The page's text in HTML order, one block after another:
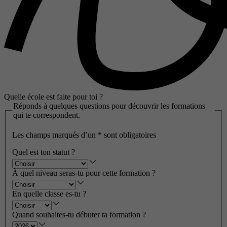
Quelle école est faite pour toi ?
Réponds à quelques questions pour découvrir les formations
qui te correspondent.
Les champs marqués d’un * sont obligatoires
Quel est ton statut ?
À quel niveau seras-tu pour cette formation ?
En quelle classe es-tu ?
Quand souhaites-tu débuter ta formation ?